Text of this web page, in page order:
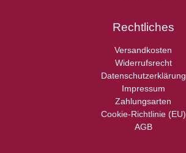
Rechtliches
Versandkosten
Widerrufsrecht
Datenschutzerklärung
Impressum
Zahlungsarten
Cookie-Richtlinie (EU)
AGB